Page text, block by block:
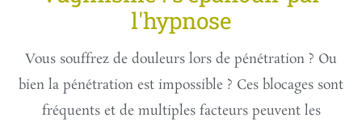
l'hypnose
Vous souffrez de douleurs lors de pénétration ? Ou
bien la pénétration est impossible ? Ces blocages sont
fréquents et de multiples facteurs peuvent les